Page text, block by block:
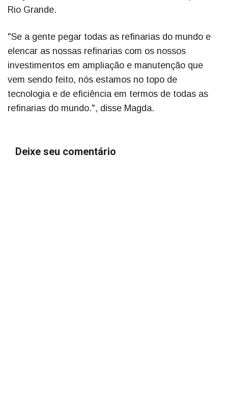
Rio Grande.
"Se a gente pegar todas as refinarias do mundo e
elencar as nossas refinarias com os nossos
investimentos em ampliação e manutenção que
vem sendo feito, nós estamos no topo de
tecnologia e de eficiência em termos de todas as
refinarias do mundo.", disse Magda.
Deixe seu comentário